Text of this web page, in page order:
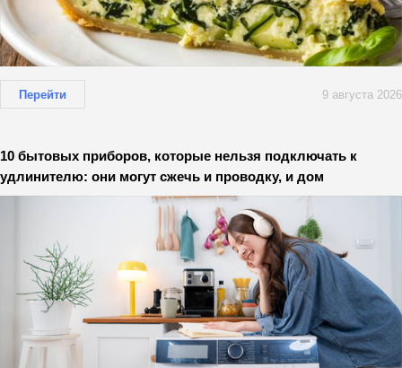
Перейти 9 августа 2026
10 бытовых приборов, которые нельзя подключать к
удлинителю: они могут сжечь и проводку, и дом